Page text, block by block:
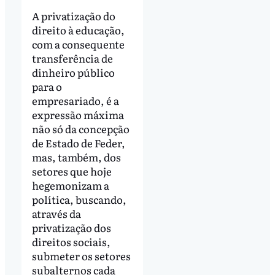
A privatização do
direito à educação,
com a consequente
transferência de
dinheiro público
para o
empresariado, é a
expressão máxima
não só da concepção
de Estado de Feder,
mas, também, dos
setores que hoje
hegemonizam a
política, buscando,
através da
privatização dos
direitos sociais,
submeter os setores
subalternos cada